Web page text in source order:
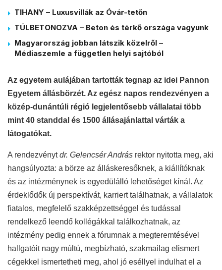
TIHANY – Luxusvillák az Óvár-tetőn
TÚLBETONOZVA – Beton és térkő országa vagyunk
Magyarország jobban látszik közelről –
Médiaszemle a független helyi sajtóból
Az egyetem aulájában tartották tegnap az idei Pannon
Egyetem állásbörzét. Az egész napos rendezvényen a
közép-dunántúli régió legjelentősebb vállalatai több
mint 40 standdal és 1500 állásajánlattal várták a
látogatókat.
A rendezvénytdr. Gelencsér András rektor nyitotta meg, aki
hangsúlyozta: a börze az álláskeresőknek, a kiállítóknak
és az intézménynek is egyedülálló lehetőséget kínál. Az
érdeklődők új perspektívát, karriert találhatnak, a vállalatok
fiatalos, megfelelő szakképzettséggel és tudással
rendelkező leendő kollégákkal találkozhatnak, az
intézmény pedig ennek a fórumnak a megteremtésével
hallgatóit nagy múltú, megbízható, szakmailag elismert
cégekkel ismertetheti meg, ahol jó eséllyel indulhat el a